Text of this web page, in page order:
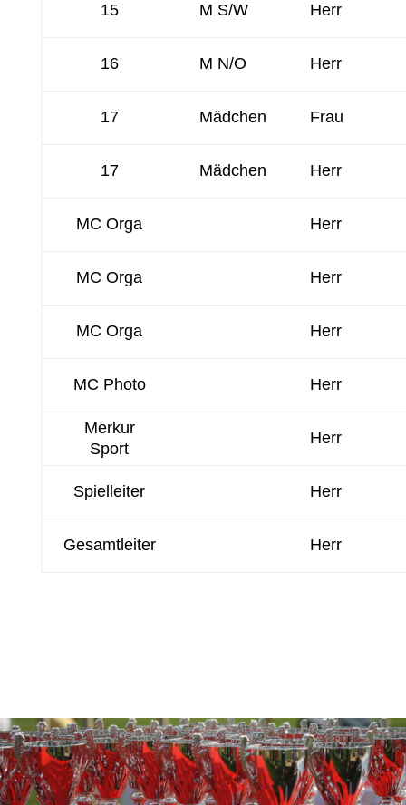
15 M S/W Herr
16 M N/O Herr
17 Mädchen Frau
17 Mädchen Herr
MC Orga Herr
MC Orga Herr
MC Orga Herr
MC Photo Herr
Merkur
Sport
Herr
Spielleiter Herr
Gesamtleiter Herr